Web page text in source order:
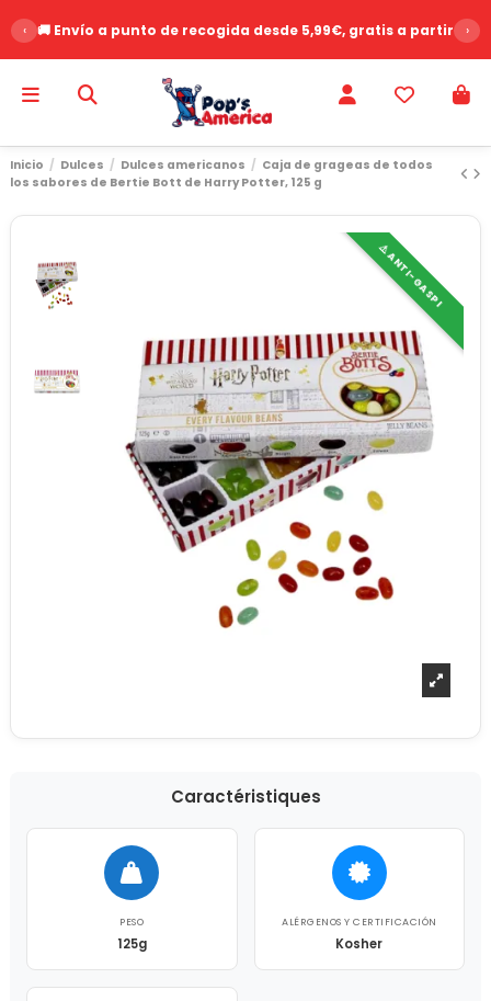
‹ 🚚 Envío a punto de recogida desde 5,99€, gratis a partir de
›
Inicio Dulces Dulces americanos
Caja de grageas de todos
los sabores de Bertie Bott de Harry Potter, 125 g
⚠️ ANTI-GASPI
Caractéristiques
PESO
125g
ALÉRGENOS Y CERTIFICACIÓN
Kosher